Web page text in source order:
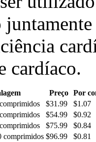
cardíaco.
Preço Por
$31.99 $1.07
$54.99 $0.92
$75.99 $0.84
comprimidos $96.99 $0.81